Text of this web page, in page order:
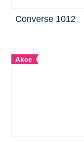
Converse 1012
Akce